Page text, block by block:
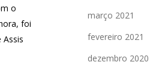
o
foi
março 2021
fevereiro 2021
dezembro 2020